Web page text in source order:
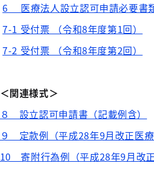
6 医療法人設立認可申請必要書
7-1 受付票 （令和8年度第1回）
7-2 受付票 （令和8年度第2回）
＜関連様式＞
８ 設立認可申請書（記載例含）
９ 定款例（平成28年9月改正医療
10 寄附行為例（平成28年9月改正